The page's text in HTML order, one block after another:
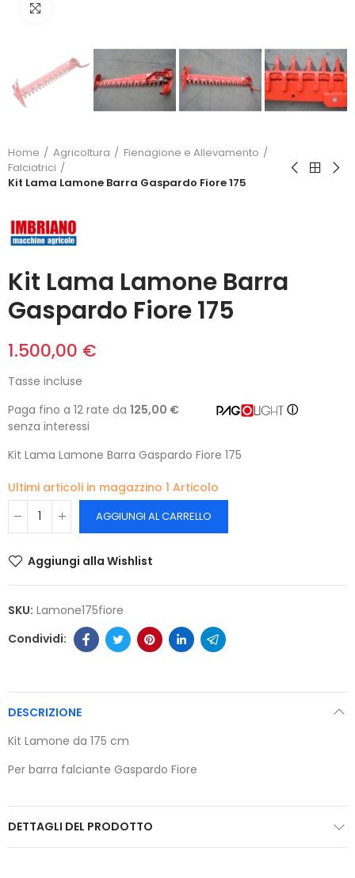
Home Agricoltura
Fienagione e Allevamento
Falciatrici
Kit Lama Lamone Barra Gaspardo Fiore 175
Kit Lama Lamone Barra
Gaspardo Fiore 175
1.500,00 €
Tasse incluse
Paga fino a 12 rate da 125,00 €
senza interessi
ⓘ
Kit Lama Lamone Barra Gaspardo Fiore 175
Ultimi articoli in magazzino 1 Articolo
AGGIUNGI AL CARRELLO
Aggiungi alla Wishlist
SKU: Lamone175fiore
DESCRIZIONE
Kit Lamone da 175 cm
Per barra falciante Gaspardo Fiore
DETTAGLI DEL PRODOTTO